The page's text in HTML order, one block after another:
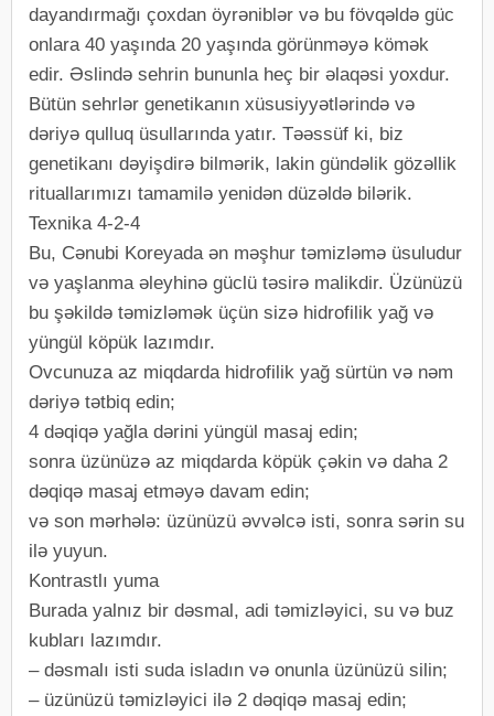
dayandırmağı çoxdan öyrəniblər və bu fövqəldə güc
onlara 40 yaşında 20 yaşında görünməyə kömək
edir. Əslində sehrin bununla heç bir əlaqəsi yoxdur.
Bütün sehrlər genetikanın xüsusiyyətlərində və
dəriyə qulluq üsullarında yatır. Təəssüf ki, biz
genetikanı dəyişdirə bilmərik, lakin gündəlik gözəllik
rituallarımızı tamamilə yenidən düzəldə bilərik.
Texnika 4-2-4
Bu, Cənubi Koreyada ən məşhur təmizləmə üsuludur
və yaşlanma əleyhinə güclü təsirə malikdir. Üzünüzü
bu şəkildə təmizləmək üçün sizə hidrofilik yağ və
yüngül köpük lazımdır.
Ovcunuza az miqdarda hidrofilik yağ sürtün və nəm
dəriyə tətbiq edin;
4 dəqiqə yağla dərini yüngül masaj edin;
sonra üzünüzə az miqdarda köpük çəkin və daha 2
dəqiqə masaj etməyə davam edin;
və son mərhələ: üzünüzü əvvəlcə isti, sonra sərin su
ilə yuyun.
Kontrastlı yuma
Burada yalnız bir dəsmal, adi təmizləyici, su və buz
kubları lazımdır.
– dəsmalı isti suda isladın və onunla üzünüzü silin;
– üzünüzü təmizləyici ilə 2 dəqiqə masaj edin;